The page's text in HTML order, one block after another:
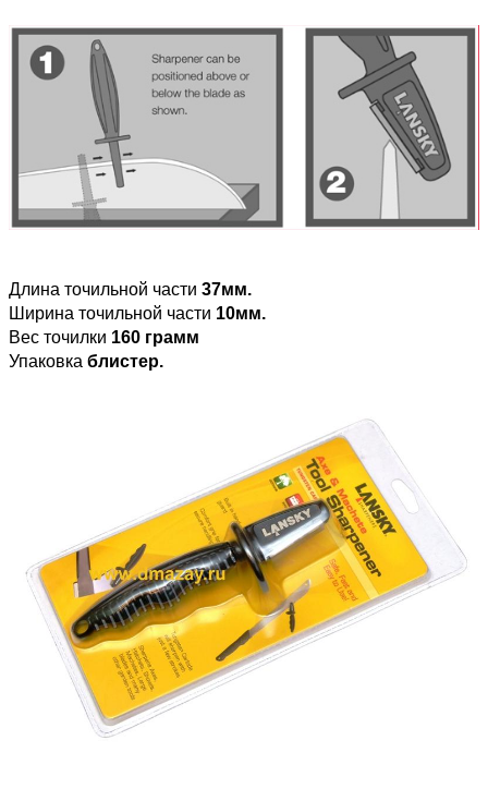
Длина точильной части 37мм.
Ширина точильной части 10мм.
Вес точилки 160 грамм
Упаковка блистер.